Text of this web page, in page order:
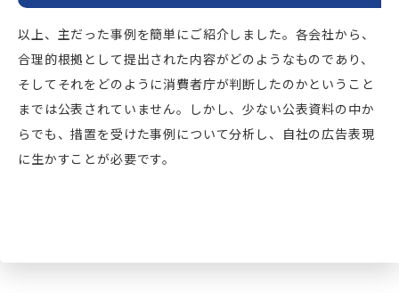
以上、主だった事例を簡単にご紹介しました。各会社から、
合理的根拠として提出された内容がどのようなものであり、
そしてそれをどのように消費者庁が判断したのかということ
までは公表されていません。しかし、少ない公表資料の中か
らでも、措置を受けた事例について分析し、自社の広告表現
に生かすことが必要です。